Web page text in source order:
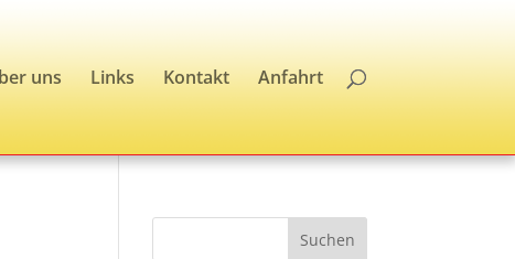
uns Links Kontakt Anfahrt